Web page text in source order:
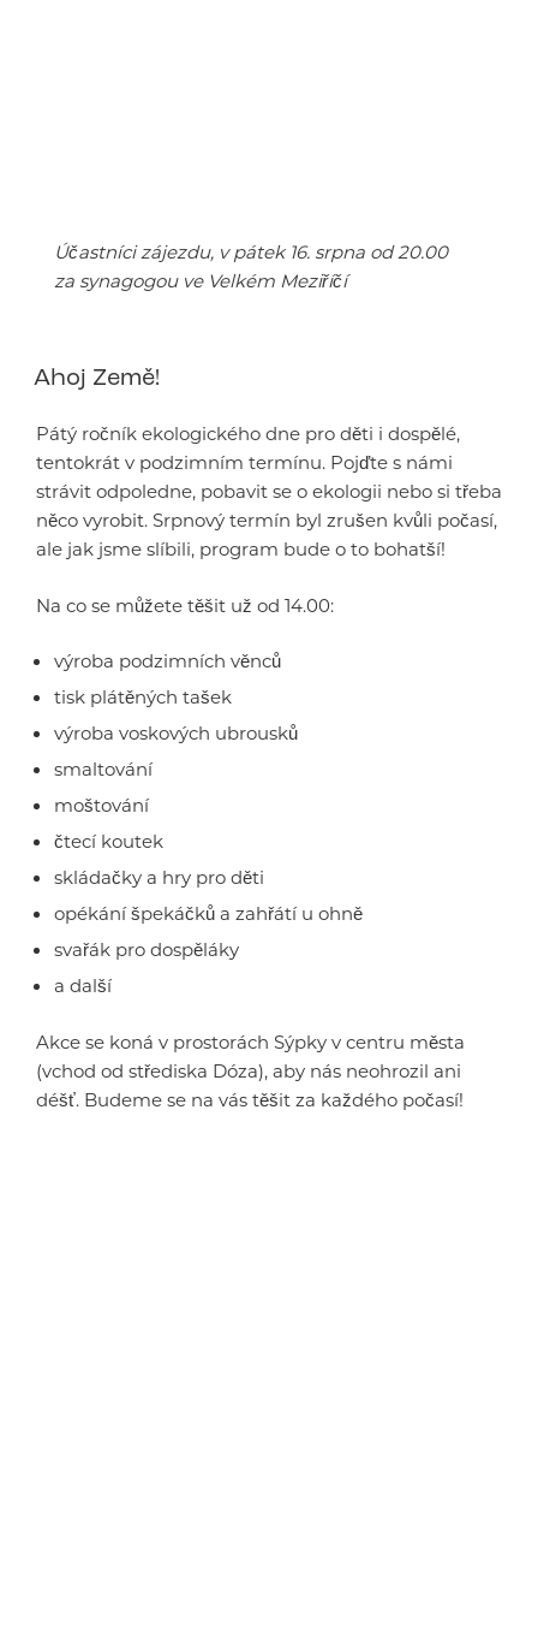
Účastníci zájezdu, v pátek 16. srpna od 20.00
za synagogou ve Velkém Meziříčí
Ahoj Země!
Pátý ročník ekologického dne pro děti i dospělé,
tentokrát v podzimním termínu. Pojďte s námi
strávit odpoledne, pobavit se o ekologii nebo si třeba
něco vyrobit. Srpnový termín byl zrušen kvůli počasí,
ale jak jsme slíbili, program bude o to bohatší!
Na co se můžete těšit už od 14.00:
výroba podzimních věnců
tisk plátěných tašek
výroba voskových ubrousků
smaltování
moštování
čtecí koutek
skládačky a hry pro děti
opékání špekáčků a zahřátí u ohně
svařák pro dospěláky
a další
Akce se koná v prostorách Sýpky v centru města
(vchod od střediska Dóza), aby nás neohrozil ani
déšť. Budeme se na vás těšit za každého počasí!